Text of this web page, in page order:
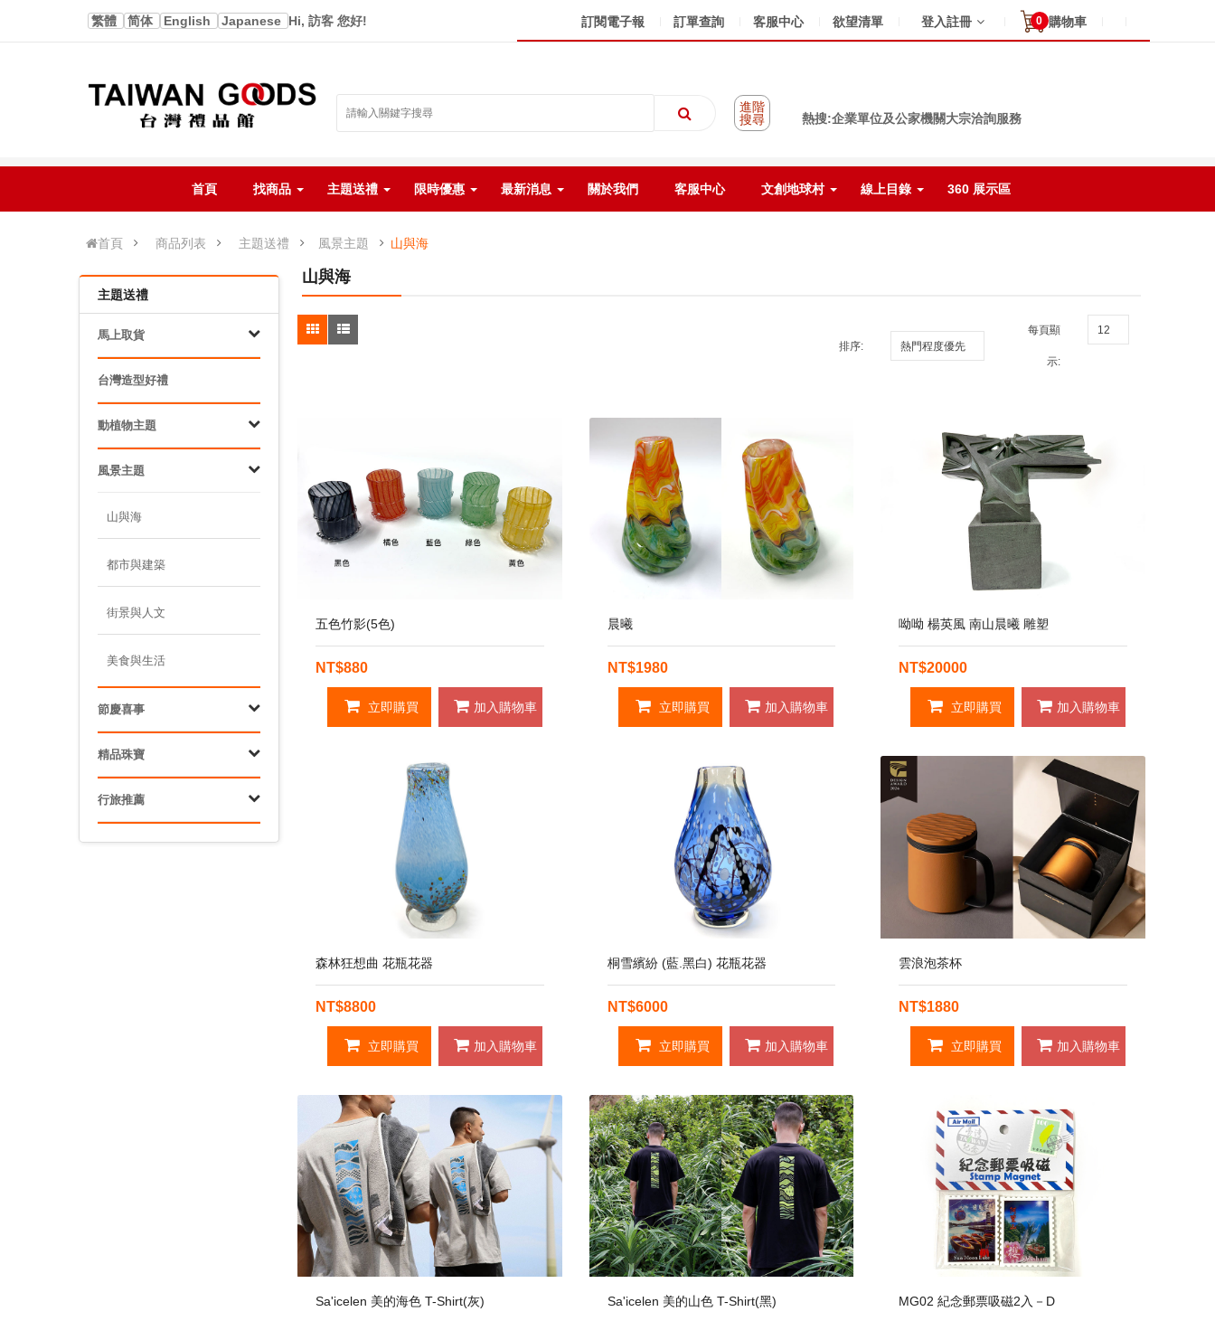
繁體 简体 English Japanese Hi, 訪客 您好! 訂閱電子報 訂單查詢 客服中心 欲望清單 登入註冊 購物車
0
進階
搜尋
熱搜:企業單位及公家機關大宗洽詢服務
首頁 找商品 主題送禮 限時優惠 最新消息 關於我們 客服中心 文創地球村 線上目錄 360 展示區
首頁 商品列表 主題送禮 風景主題 山與海
主題送禮
馬上取貨
台灣造型好禮
動植物主題
風景主題
山與海
都市與建築
街景與人文
美食與生活
節慶喜事
精品珠寶
行旅推薦
山與海
排序:
每頁顯
示:
五色竹影(5色)
NT$880
立即購買 加入購物車
晨曦
NT$1980
立即購買 加入購物車
呦呦 楊英風 南山晨曦 雕塑
NT$20000
立即購買 加入購物車
森林狂想曲 花瓶花器
NT$8800
立即購買 加入購物車
桐雪繽紛 (藍.黑白) 花瓶花器
NT$6000
立即購買 加入購物車
雲浪泡茶杯
NT$1880
立即購買 加入購物車
Sa'icelen 美的海色 T-Shirt(灰) Sa'icelen 美的山色 T-Shirt(黑) MG02 紀念郵票吸磁2入－D